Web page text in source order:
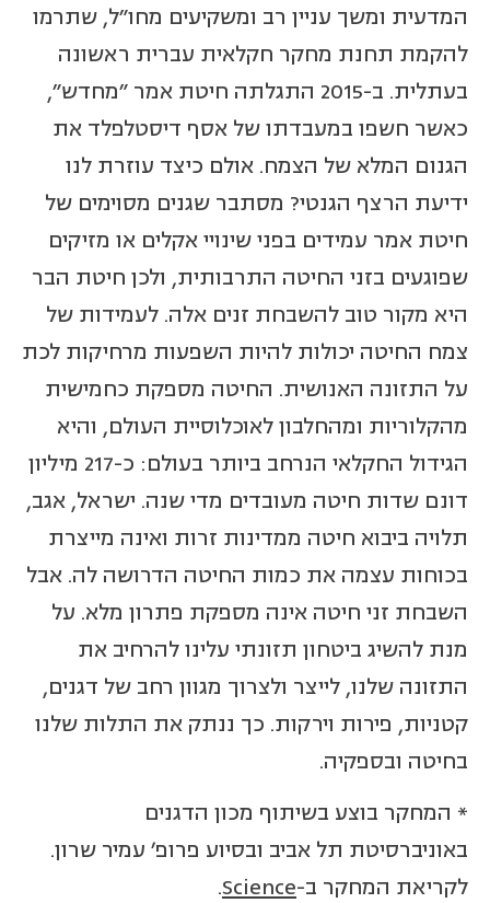
המדעית ומשך עניין רב ומשקיעים מחו"ל, שתרמו
להקמת תחנת מחקר חקלאית עברית ראשונה
בעתלית. ב-2015 התגלתה חיטת אמר "מחדש",
כאשר חשפו במעבדתו של אסף דיסטלפלד את
הגנום המלא של הצמח. אולם כיצד עוזרת לנו
ידיעת הרצף הגנטי? מסתבר שגנים מסוימים של
חיטת אמר עמידים בפני שינויי אקלים או מזיקים
שפוגעים בזני החיטה התרבותית, ולכן חיטת הבר
היא מקור טוב להשבחת זנים אלה. לעמידות של
צמח החיטה יכולות להיות השפעות מרחיקות לכת
על התזונה האנושית. החיטה מספקת כחמישית
מהקלוריות ומהחלבון לאוכלוסיית העולם, והיא
הגידול החקלאי הנרחב ביותר בעולם: כ-217 מיליון
דונם שדות חיטה מעובדים מדי שנה. ישראל, אגב,
תלויה ביבוא חיטה ממדינות זרות ואינה מייצרת
בכוחות עצמה את כמות החיטה הדרושה לה. אבל
השבחת זני חיטה אינה מספקת פתרון מלא. על
מנת להשיג ביטחון תזונתי עלינו להרחיב את
התזונה שלנו, לייצר ולצרוך מגוון רחב של דגנים,
קטניות, פירות וירקות. כך ננתק את התלות שלנו
בחיטה ובספקיה.
* המחקר בוצע בשיתוף מכון הדגנים
באוניברסיטת תל אביב ובסיוע פרופ' עמיר שרון.
לקריאת המחקר ב-Science
.